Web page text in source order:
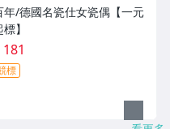
年/德國名瓷仕女瓷偶【一元
】
181
標